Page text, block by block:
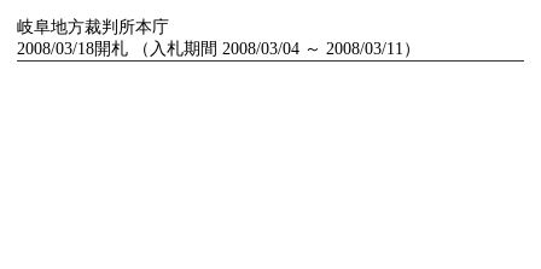
岐阜地方裁判所本庁
2008/03/18開札 （入札期間 2008/03/04 ～ 2008/03/11）